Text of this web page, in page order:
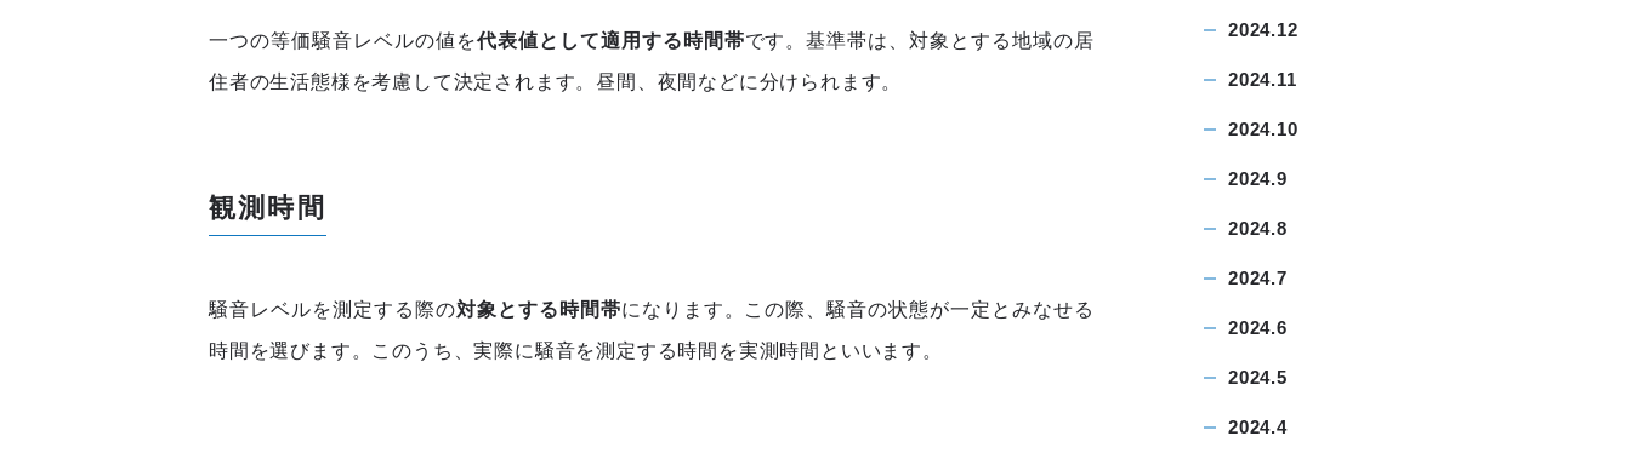
一つの等価騒音レベルの値を代表値として適用する時間帯です。基準帯は、対象とする地域の居
住者の生活態様を考慮して決定されます。昼間、夜間などに分けられます。
観測時間
騒音レベルを測定する際の対象とする時間帯になります。この際、騒音の状態が一定とみなせる
時間を選びます。このうち、実際に騒音を測定する時間を実測時間といいます。
2024.12
2024.11
2024.10
2024.9
2024.8
2024.7
2024.6
2024.5
2024.4